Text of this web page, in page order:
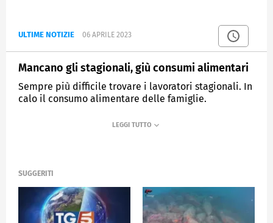
ULTIME NOTIZIE 06 APRILE 2023
Mancano gli stagionali, giù consumi alimentari
Sempre più difficile trovare i lavoratori stagionali. In
calo il consumo alimentare delle famiglie.
SUGGERITI